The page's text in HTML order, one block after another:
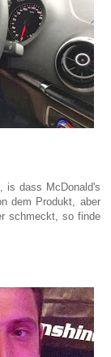
is dass McDonald's
dem Produkt, aber
schmeckt, so finde